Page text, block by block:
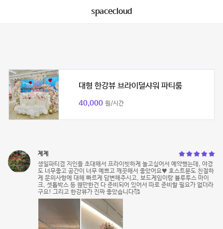
spacecloud
대형 한강뷰 브라이덜샤워 파티룸
40,000 원/시간
졔졔
생일파티겸 지인들 초대해서 프라이빗하게 놀고싶어서 예약했는데, 야경
도 너무좋고 공간이 너무 예쁘고 깨끗해서 좋았어요♥️ 호스트분도 친절하
게 문의사항에 대해 빠르게 답변해주시고, 보드게임이랑 블루투스 마이
크, 셋톱박스 등 웬만한건 다 준비되어 있어서 따로 준비할 필요가 없더라
구요! 그리고 한강뷰가 진짜 좋았습니다🥰